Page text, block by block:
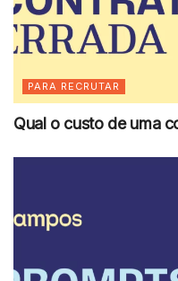
PARA RECRUTAR
Qual o custo de uma